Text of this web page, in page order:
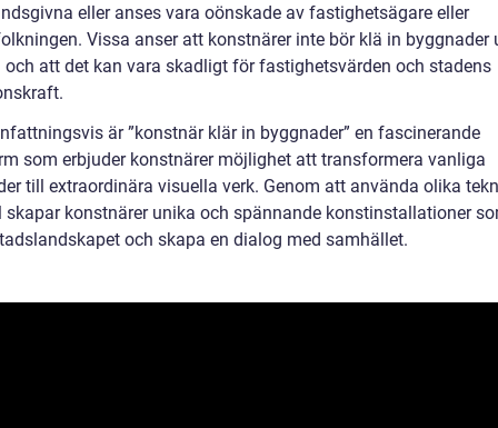
eller anses vara oönskade av fastighetsägare eller
Vissa anser att konstnärer inte bör klä in byggnader
att det kan vara skadligt för fastighetsvärden och stadens
är ”konstnär klär in byggnader” en fascinerande
som erbjuder konstnärer möjlighet att transformera vanliga
till extraordinära visuella verk. Genom att använda olika
skapar konstnärer unika och spännande konstinstallationer
och skapa en dialog med samhället.